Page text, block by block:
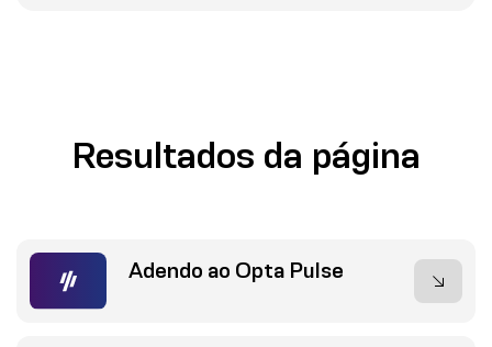
Resultados da página
Adendo ao Opta Pulse